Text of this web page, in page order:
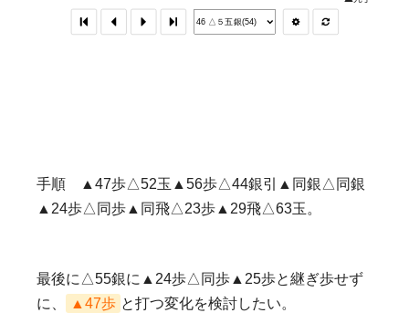
手順 ▲47歩△52玉▲56歩△44銀引▲同銀△同銀
▲24歩△同歩▲同飛△23歩▲29飛△63玉。
最後に△55銀に▲24歩△同歩▲25歩と継ぎ歩せず
に、
▲47歩 と打つ変化を検討したい。